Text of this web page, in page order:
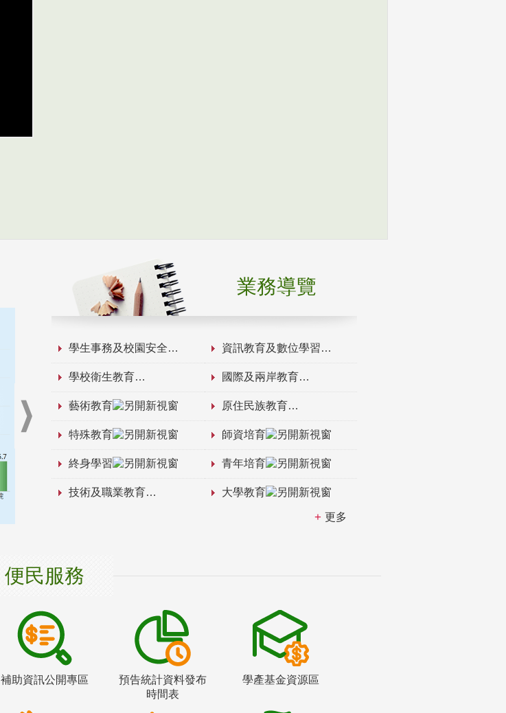
業務導覽
學生事務及校園安全 資訊教育及數位學習
學校衛生教育 國際及兩岸教育
藝術教育 原住民族教育
特殊教育 師資培育
終身學習 青年培育
技術及職業教育 大學教育
更多
便民服務
補助資訊公開專區
預告統計資料發布
時間表
學產基金資源區